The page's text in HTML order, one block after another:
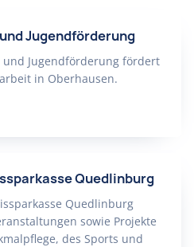
Jugendförderung
Jugendförderung fördert
in Oberhausen.
Quedlinburg
Quedlinburg
sowie Projekte
des Sports und